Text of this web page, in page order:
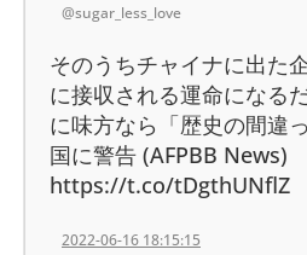
@sugar_less_love
そのうちチャイナに出た
に接収される運命になる
に味方なら「歴史の間違
国に警告 (AFPBB News)
https://t.co/tDgthUNflZ
2022-06-16 18:15:15